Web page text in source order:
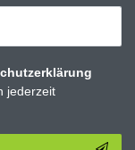
jederzeit